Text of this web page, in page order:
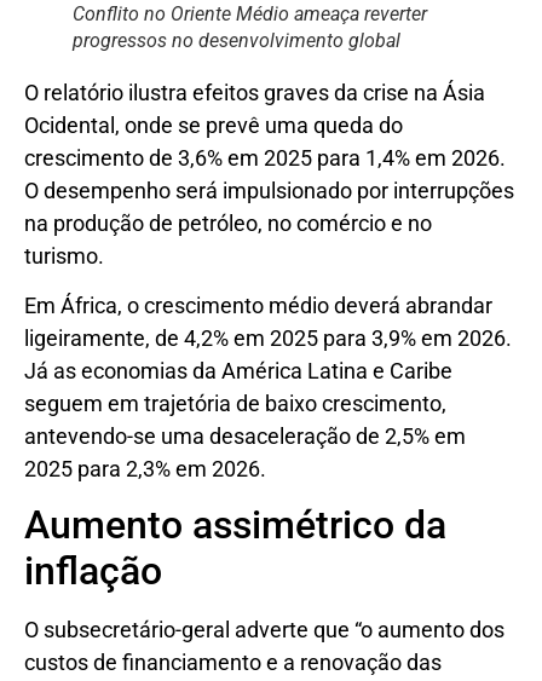
Conflito no Oriente Médio ameaça reverter
progressos no desenvolvimento global
O relatório ilustra efeitos graves da crise na Ásia
Ocidental, onde se prevê uma queda do
crescimento de 3,6% em 2025 para 1,4% em 2026.
O desempenho será impulsionado por interrupções
na produção de petróleo, no comércio e no
turismo.
Em África, o crescimento médio deverá abrandar
ligeiramente, de 4,2% em 2025 para 3,9% em 2026.
Já as economias da América Latina e Caribe
seguem em trajetória de baixo crescimento,
antevendo-se uma desaceleração de 2,5% em
2025 para 2,3% em 2026.
Aumento assimétrico da
inflação
O subsecretário-geral adverte que “o aumento dos
custos de financiamento e a renovação das